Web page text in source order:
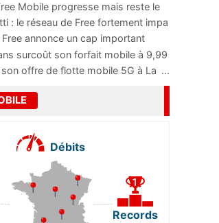
Mobile progresse mais reste le
...
: le réseau de Free fortement impa
annonce un cap important
...
surcoût son forfait mobile à 9,99
son offre de flotte mobile 5G à La ...
Débits
Records